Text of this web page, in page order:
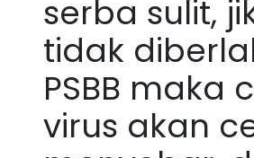
serba sulit,
tidak
PSBB maka
virus akan